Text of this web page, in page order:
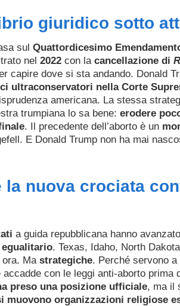
giuridico sotto
sul Quattordicesimo
nel 2022 con la cancellazione di
capire dove si sta andando. Donald
ultraconservatori nella Corte
americana. La stessa
trumpiana lo sa bene: erodere
. Il precedente dell’aborto è un
E Donald Trump non ha mai
la nuova crociata
a guida repubblicana hanno
. Texas, Idaho, North
ora. Ma strategiche. Perché servono
accadde con le leggi anti-aborto
preso una posizione ufficiale, ma il
muovono organizzazioni religiose